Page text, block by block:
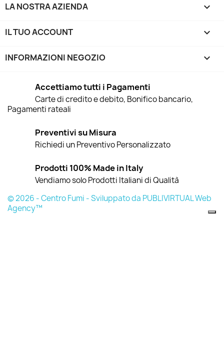
LA NOSTRA AZIENDA 
IL TUO ACCOUNT 
INFORMAZIONI NEGOZIO keyboard_arrow_down
Accettiamo tutti i Pagamenti
Carte di credito e debito, Bonifico bancario,
Pagamenti rateali
Preventivi su Misura
Richiedi un Preventivo Personalizzato
Prodotti 100% Made in Italy
Vendiamo solo Prodotti Italiani di Qualità
© 2026 - Centro Fumi - Sviluppato da PUBLIVIRTUAL Web
Agency™